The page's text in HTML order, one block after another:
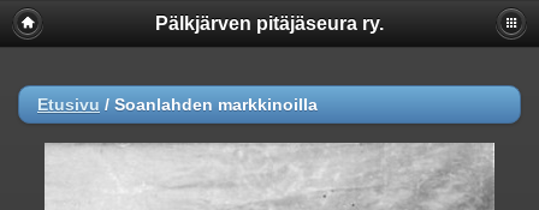
Pälkjärven pitäjäseura ry.
Etusivu / Soanlahden markkinoilla